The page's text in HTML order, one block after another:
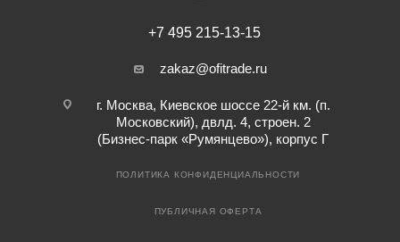
+7 495 215-13-15
zakaz@ofitrade.ru
г. Москва, Киевское шоссе 22-й км. (п.
Московский), двлд. 4, строен. 2
(Бизнес-парк «Румянцево»), корпус Г
ПОЛИТИКА КОНФИДЕНЦИАЛЬНОСТИ
ПУБЛИЧНАЯ ОФЕРТА